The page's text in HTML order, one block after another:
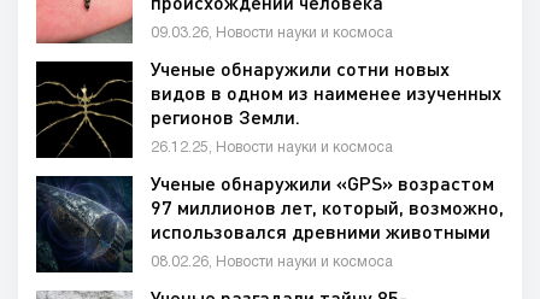
09.03.26, Новости науки и космоса
Ученые обнаружили сотни новых
видов в одном из наименее изученных
регионов Земли.
26.12.25, Новости науки и космоса
Ученые обнаружили «GPS» возрастом
97 миллионов лет, который, возможно,
использовался древними животными
для навигации
08.02.26, Новости науки и космоса